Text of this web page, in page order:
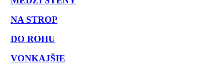
NA STROP
DO ROHU
VONKAJŠIE